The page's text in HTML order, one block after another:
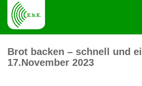
Brot backen – schnell und
17.November 2023